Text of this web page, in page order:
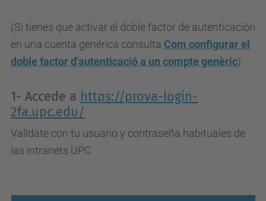
(Si tienes que activar el doble factor de autenticación
en una cuenta genérica consulta Com configurar el
doble factor d'autenticació a un compte genèric)
1- Accede a https://prova-login-
2fa.upc.edu/
Valídate con tu usuario y contraseña habituales de
las intranets UPC